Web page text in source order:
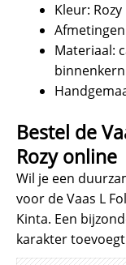
Kleur: Rozy
Materiaal:
Bestel de
Rozy online
Wil je een
voor de Vaas L
Kinta. Een
karakter